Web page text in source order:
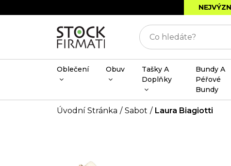
Oblečení Obuv
Tašky A
Doplňky
Bundy A
Péřové
Bundy
Úvodní Stránka Sabot Laura Biagiotti